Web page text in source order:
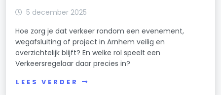
5 december 2025
Hoe zorg je dat verkeer rondom een evenement,
wegafsluiting of project in Arnhem veilig en
overzichtelijk blijft? En welke rol speelt een
Verkeersregelaar daar precies in?
LEES VERDER